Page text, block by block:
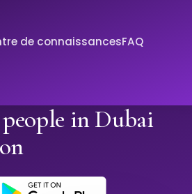
de connaissancesFAQ
in Dubai